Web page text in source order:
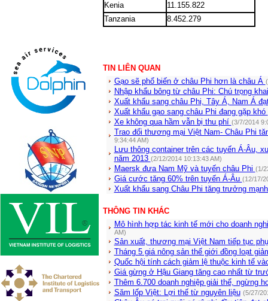
Kenia
11.155.822
Tanzania
8.452.279
TIN LIÊN QUAN
Gạo sẽ phổ biến ở châu Phi hơn là châu Á
Nhập khẩu bông từ châu Phi: Chú trọng
Xuất khẩu sang châu Phi, Tây Á, Nam Á
Xuất khẩu gạo sang châu Phi đang gặp khó
Xe không qua hầm vẫn bị thu phí (3/7/2014
Trao đổi thương mại Việt Nam- Châu Phi
9:34:44 AM)
Lưu thông container trên các tuyến Á-Âu,
năm 2013 (2/12/2014 10:13:43 AM)
Maersk đưa Nam Mỹ và tuyến châu Phi (1/
Giá cước tăng 60% trên tuyến Á-Âu (12/17/
Xuất khẩu sang Châu Phi tăng trưởng
THÔNG TIN KHÁC
Mô hình hợp tác kinh tế mới cho doanh
AM)
Sản xuất, thương mại Việt Nam tiếp tục
Tháng 5 giá nông sản thế giới đồng loạt
Quốc hội tính cách giảm lệ thuộc kinh tế
Giá gừng ở Hậu Giang tăng cao nhất từ
Thêm 6.700 doanh nghiệp giải thể, ngừng
Săm lốp Việt: Lợi thế từ nguyên liệu (5/27/